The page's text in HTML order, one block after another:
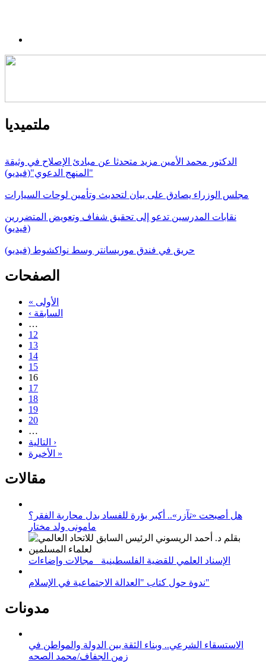
ملتميديا
الدكتور محمد الأمين مزيد متحدثا عن مبادئ الإصلاح في وثيقة
"المنهج الدعوي"(فيديو)
مجلس الوزراء يصادق على بيان لتحديث وتأمين لوحات السيارات
نقابات المدرسين تدعو إلى تحقيق شفاف وتعويض المتضررين
(فيديو)
حريق في فندق موريسانتر وسط نواكشوط (فيديو)
الصفحات
« الأولى
‹ السابقة
…
12
13
14
15
16
17
18
19
20
…
التالية ›
الأخيرة »
مقالات
هل أصبحت «تآزر».. أكبر بؤرة للفساد بدل محاربة الفقر؟
مامونى ولد مختار
الإسناد العلمي للقضية الفلسطينية_ مجالات وإضاءات
ندوة حول كتاب "العدالة الاجتماعية في الإسلام"
مدونات
الاستسقاء الشرعي.. وبناء الثقة بين الدولة والمواطن في
زمن الجفاف/محمد الصحه